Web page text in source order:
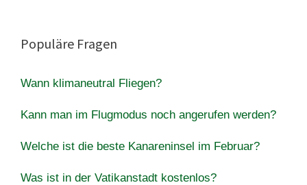
Populäre Fragen
Wann klimaneutral Fliegen?
Kann man im Flugmodus noch angerufen werden?
Welche ist die beste Kanareninsel im Februar?
Was ist in der Vatikanstadt kostenlos?